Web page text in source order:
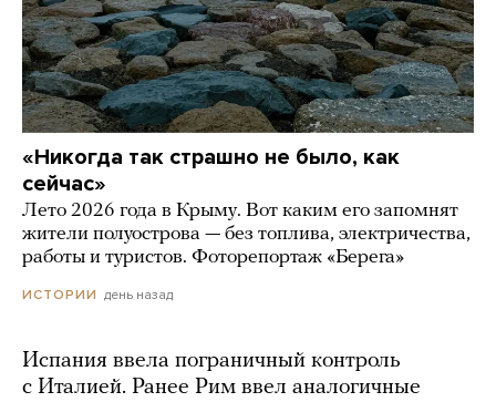
«Никогда так страшно не было, как
сейчас»
Лето 2026 года в Крыму. Вот каким его запомнят
жители полуострова — без топлива, электричества,
работы и туристов. Фоторепортаж «Берега»
ИСТОРИИ день назад
Испания ввела пограничный контроль
с Италией. Ранее Рим ввел аналогичные